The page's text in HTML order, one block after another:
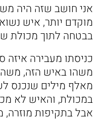
מוקדם יותר, איש
בבטחה לתוך מכולת
כניסתו מעבירה
משהו באיש הזה,
מאלף מילים שנכנס
במכולת, והאיש לא
אבל בתקיפות מוזרה,